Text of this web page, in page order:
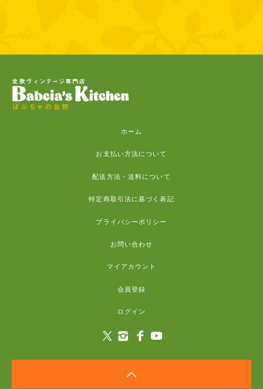
ホーム
お支払い方法について
配送方法・送料について
特定商取引法に基づく表記
プライバシーポリシー
お問い合わせ
マイアカウント
会員登録
ログイン